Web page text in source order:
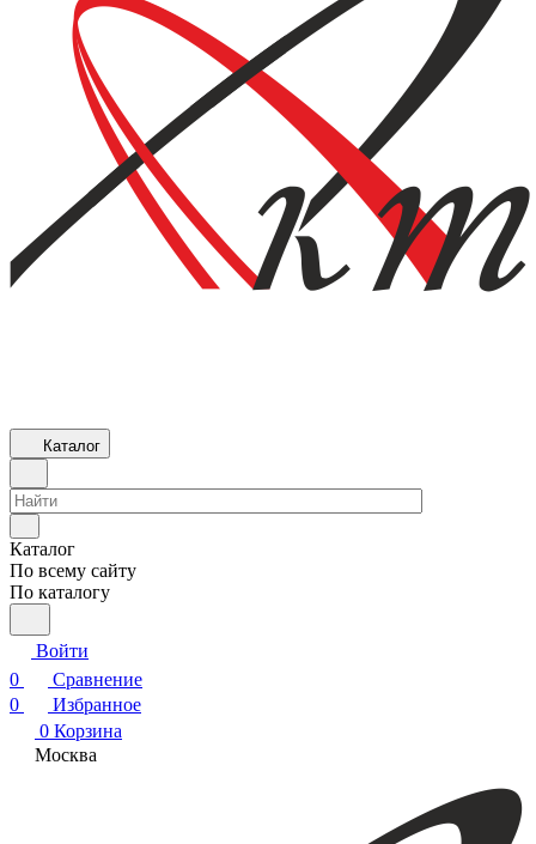
Каталог
Каталог
По всему сайту
По каталогу
Войти
0
Сравнение
0
Избранное
0 Корзина
Москва